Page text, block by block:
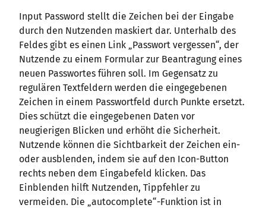
Input Password stellt die Zeichen bei der Eingabe
durch den Nutzenden maskiert dar. Unterhalb des
Feldes gibt es einen Link „Passwort vergessen“, der
Nutzende zu einem Formular zur Beantragung eines
neuen Passwortes führen soll. Im Gegensatz zu
regulären Textfeldern werden die eingegebenen
Zeichen in einem Passwortfeld durch Punkte ersetzt.
Dies schützt die eingegebenen Daten vor
neugierigen Blicken und erhöht die Sicherheit.
Nutzende können die Sichtbarkeit der Zeichen ein-
oder ausblenden, indem sie auf den Icon-Button
rechts neben dem Eingabefeld klicken. Das
Einblenden hilft Nutzenden, Tippfehler zu
vermeiden. Die „autocomplete“-Funktion ist in